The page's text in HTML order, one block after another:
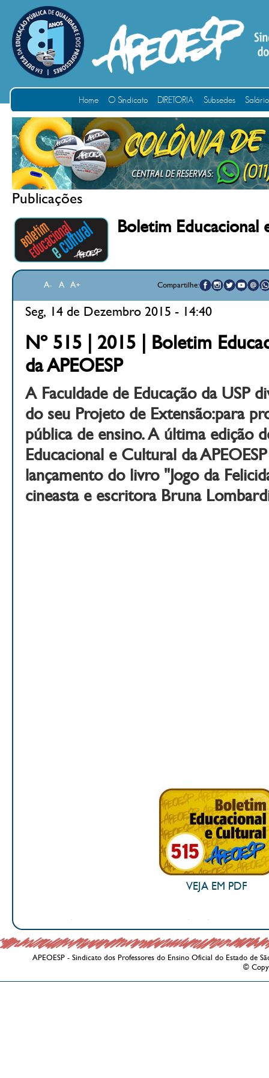
Home O Sindicato DIRETORIA Subsedes
Publicações
Boletim Educacional
A- A A+ Compartilhe:
Seg, 14 de Dezembro 2015 - 14:40
Nº 515 | 2015 | Boletim
da APEOESP
A Faculdade de Educação da USP
do seu Projeto de Extensão:para
pública de ensino. A última edição
Educacional e Cultural da
lançamento do livro "Jogo da
cineasta e escritora Bruna
VEJA EM PDF
APEOESP - Sindicato dos Professores do Ensino Oficial do Estado de
©